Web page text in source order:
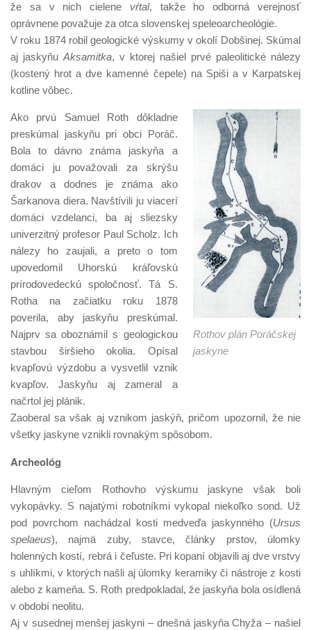
že sa v nich cielene vŕtal, takže ho odborná verejnosť
oprávnene považuje za otca slovenskej speleoarcheológie.
V roku 1874 robil geologické výskumy v okolí Dobšinej. Skúmal
aj jaskyňu Aksamitka, v ktorej našiel prvé paleolitické nálezy
(kostený hrot a dve kamenné čepele) na Spiši a v Karpatskej
kotline vôbec.
Rothov plán Poráčskej
jaskyne
Ako prvú Samuel Roth dôkladne
preskúmal jaskyňu pri obci Poráč.
Bola to dávno známa jaskyňa a
domáci ju považovali za skrýšu
drakov a dodnes je známa ako
Šarkanova diera. Navštívili ju viacerí
domáci vzdelanci, ba aj sliezsky
univerzitný profesor Paul Scholz. Ich
nálezy ho zaujali, a preto o tom
upovedomil Uhorskú kráľovskú
prírodovedeckú spoločnosť. Tá S.
Rotha na začiatku roku 1878
poverila, aby jaskyňu preskúmal.
Najprv sa oboznámil s geologickou
stavbou širšieho okolia. Opísal
kvapľovú výzdobu a vysvetlil vznik
kvapľov. Jaskyňu aj zameral a
načrtol jej plánik.
Zaoberal sa však aj vznikom jaskýň, pričom upozornil, že nie
všetky jaskyne vznikli rovnakým spôsobom.
Archeológ
Hlavným cieľom Rothovho výskumu jaskyne však boli
vykopávky. S najatými robotníkmi vykopal niekoľko sond. Už
pod povrchom nachádzal kosti medveďa jaskynného (Ursus
spelaeus), najmä zuby, stavce, články prstov, úlomky
holenných kostí, rebrá i čeľuste. Pri kopaní objavili aj dve vrstvy
s uhlíkmi, v ktorých našli aj úlomky keramiky či nástroje z kosti
alebo z kameňa. S. Roth predpokladal, že jaskyňa bola osídlená
v období neolitu.
Aj v susednej menšej jaskyni – dnešná jaskyňa Chyža – našiel